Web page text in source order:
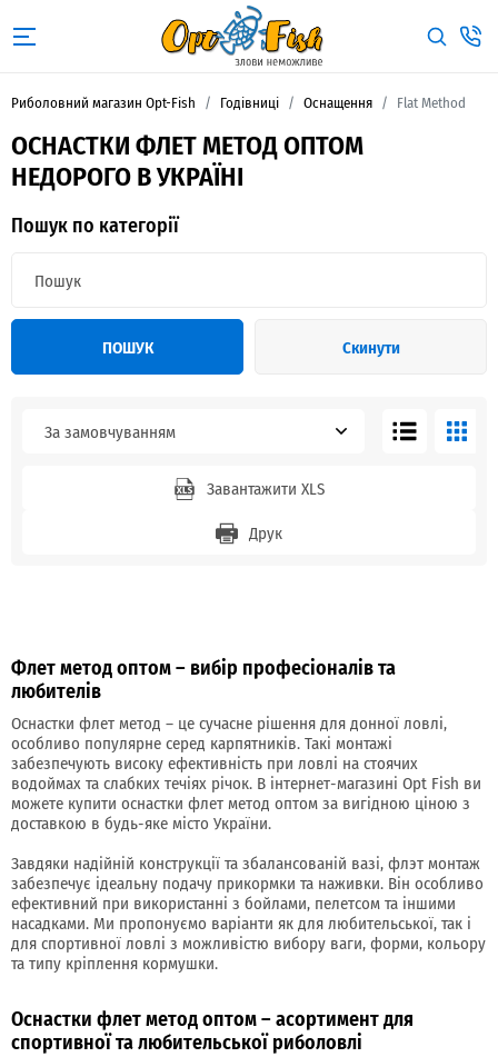
Риболовний магазин Opt-Fish Годівниці Оснащення Flat Method
ОСНАСТКИ ФЛЕТ МЕТОД ОПТОМ
НЕДОРОГО В УКРАЇНІ
Пошук по категорії
ПОШУК Скинути
За замовчуванням
Завантажити XLS
Друк
Флет метод оптом – вибір професіоналів та
любителів
Оснастки флет метод – це сучасне рішення для донної ловлі,
особливо популярне серед карпятників. Такі монтажі
забезпечують високу ефективність при ловлі на стоячих
водоймах та слабких течіях річок. В інтернет-магазині Opt Fish ви
можете купити оснастки флет метод оптом за вигідною ціною з
доставкою в будь-яке місто України.
Завдяки надійній конструкції та збалансованій вазі, флэт монтаж
забезпечує ідеальну подачу прикормки та наживки. Він особливо
ефективний при використанні з бойлами, пелетсом та іншими
насадками. Ми пропонуємо варіанти як для любительської, так і
для спортивної ловлі з можливістю вибору ваги, форми, кольору
та типу кріплення кормушки.
Оснастки флет метод оптом – асортимент для
спортивної та любительської риболовлі